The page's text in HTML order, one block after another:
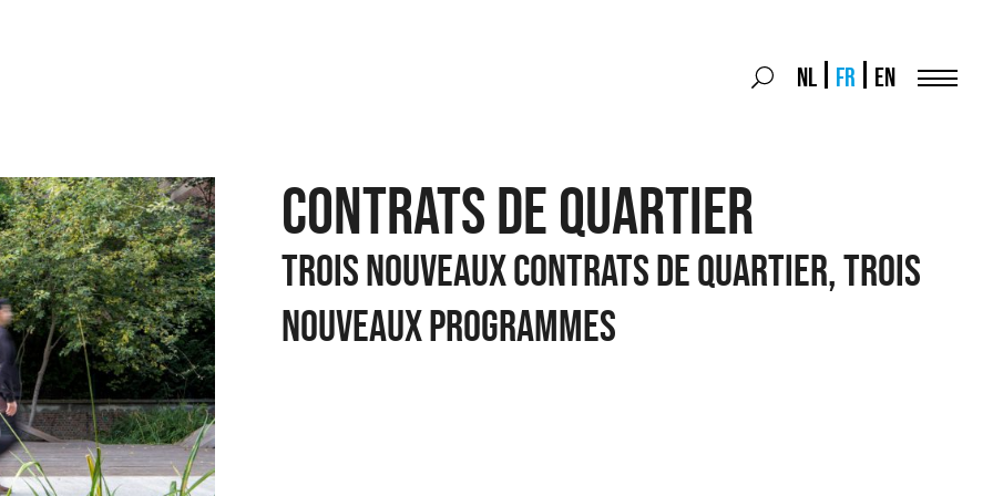
Search
Search
NL FR EN
CONTRATS DE QUARTIER
TROIS NOUVEAUX CONTRATS DE QUARTIER, TROIS
NOUVEAUX PROGRAMMES